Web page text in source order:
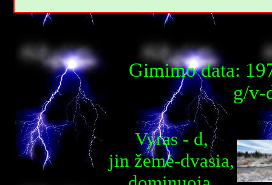
Gimimo data:
g/v-
Vyras - d,
jin žemė-dvasia,